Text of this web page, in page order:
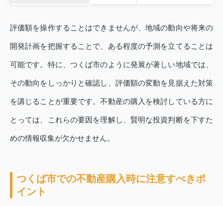
評価額を操作することはできませんが、地域の動向や将来の
開発計画を把握することで、ある程度の予測を立てることは
可能です。特に、つくば市のように発展が著しい地域では、
その動向をしっかりと確認し、評価額の変動を見据えた対策
を講じることが重要です。不動産の購入を検討している方に
とっては、これらの要因を理解し、賢明な投資判断を下すた
めの情報収集が欠かせません。
つくば市での不動産購入時に注意すべきポ
イント